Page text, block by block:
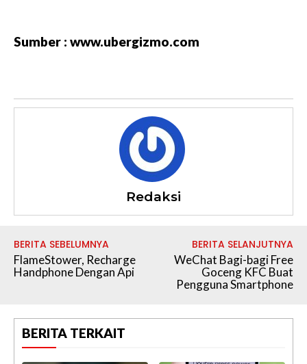
Sumber : www.ubergizmo.com
Redaksi
BERITA SEBELUMNYA
FlameStower, Recharge
Handphone Dengan Api
BERITA SELANJUTNYA
WeChat Bagi-bagi Free
Goceng KFC Buat
Pengguna Smartphone
BERITA TERKAIT